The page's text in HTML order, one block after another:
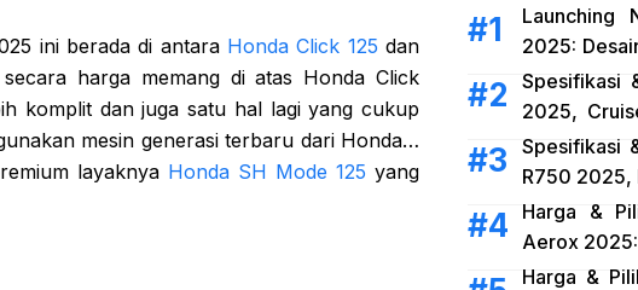
ini berada di antara Honda Click 125 dan
harga memang di atas Honda Click
komplit dan juga satu hal lagi yang cukup
mesin generasi terbaru dari Honda…
layaknya Honda SH Mode 125 yang
Launching
2025:
eSAF…!!
Spesifikasi
2025,
Jutaan…!!
Spesifikasi
R750 2025,
Harga &
Aerox
Harga &